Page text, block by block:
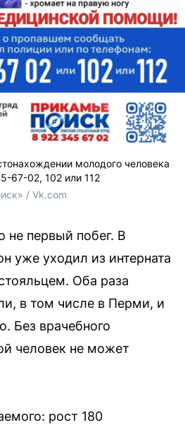
молодого человека
67-02, 102 или 112
/ Vk.com
не первый побег. В
уже уходил из интерната
Оба раза
в том числе в Перми, и
Без врачебного
человек не может
рост 180